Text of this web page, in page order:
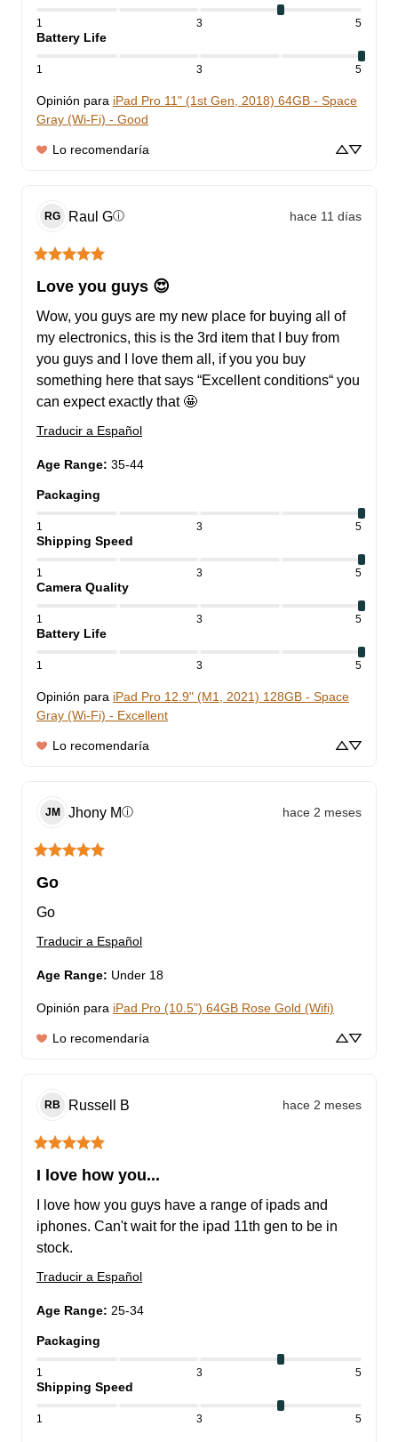
1 3 5
Battery Life
1 3 5
Opinión para iPad Pro 11" (1st Gen, 2018) 64GB - Space
Gray (Wi-Fi) - Good
Lo recomendaría
RG Raul Gⓘ hace 11 días
Love you guys 😍
Wow, you guys are my new place for buying all of
my electronics, this is the 3rd item that I buy from
you guys and I love them all, if you you buy
something here that says “Excellent conditions“ you
can expect exactly that 🤩
Traducir a Español
Age Range: 35-44
Packaging
1 3 5
Shipping Speed
1 3 5
Camera Quality
1 3 5
Battery Life
1 3 5
Opinión para iPad Pro 12.9" (M1, 2021) 128GB - Space
Gray (Wi-Fi) - Excellent
Lo recomendaría
JM Jhony Mⓘ hace 2 meses
Go
Go
Traducir a Español
Age Range: Under 18
Opinión para iPad Pro (10.5") 64GB Rose Gold (Wifi)
Lo recomendaría
RB Russell B hace 2 meses
I love how you...
I love how you guys have a range of ipads and
iphones. Can't wait for the ipad 11th gen to be in
stock.
Traducir a Español
Age Range: 25-34
Packaging
1 3 5
Shipping Speed
1 3 5